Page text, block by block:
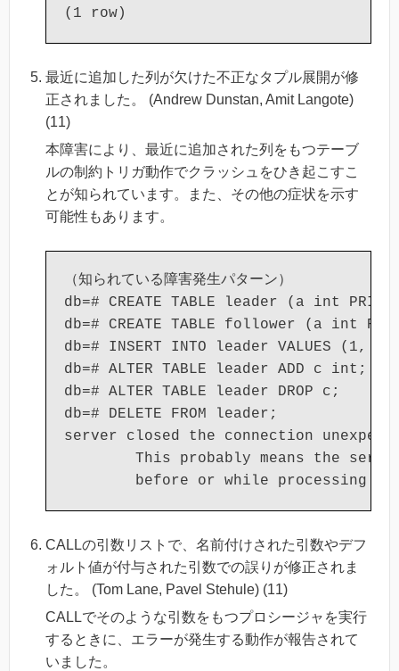
最近に追加した列が欠けた不正なタプル展開が修
正されました。 (Andrew Dunstan, Amit Langote)
(11)
本障害により、最近に追加された列をもつテーブ
ルの制約トリガ動作でクラッシュをひき起こすこ
とが知られています。また、その他の症状を示す
可能性もあります。
（知られている障害発生パターン）
db=# CREATE TABLE leader (a int
db=# CREATE TABLE follower (a int
db=# INSERT INTO leader VALUES (1,
db=# ALTER TABLE leader ADD c int;
db=# ALTER TABLE leader DROP c;
db=# DELETE FROM leader;
server closed the connection
This probably means the
CALLの引数リストで、名前付けされた引数やデフ
ォルト値が付与された引数での誤りが修正されま
した。 (Tom Lane, Pavel Stehule) (11)
CALLでそのような引数をもつプロシージャを実行
するときに、エラーが発生する動作が報告されて
いました。